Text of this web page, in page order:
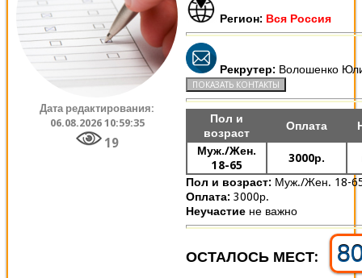
Дата редактирования:
06.08.2026 10:59:35
19
Регион: Вся Россия
Рекрутер: Волошенко
Пол и
возраст
Оплата
Муж./Жен.
18-65
3000р.
Пол и возраст: Муж./Жен. 18-
Оплата: 3000р.
Неучастие не важно
ОСТАЛОСЬ МЕСТ: